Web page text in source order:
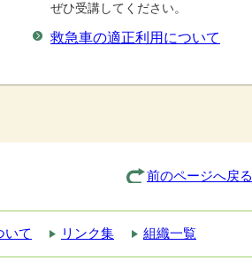
ぜひ受講してください。
救急車の適正利用について
前のページへ戻る
いて リンク集 組織一覧